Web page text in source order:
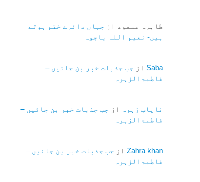
طاہرہ مسعود از جہاں دائرے ختم ہوتے
ہیں- نعیم اللہ باجوہ
Saba از جب جذبات خبر بن جائیں –
فاطمۃالزہرہ
نایاب زہرہ از جب جذبات خبر بن جائیں –
فاطمۃالزہرہ
Zahra khanاز جب جذبات خبر بن جائیں –
فاطمۃالزہرہ